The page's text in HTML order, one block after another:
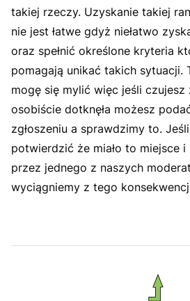
takiej rzeczy. Uzyskanie takiej
nie jest łatwe gdyż niełatwo
oraz spełnić określone kryteria
pomagają unikać takich sytuacji.
mogę się mylić więc jeśli czujesz
osobiście dotknęła możesz
zgłoszeniu a sprawdzimy to.
potwierdzić że miało to miejsce i
przez jednego z naszych
wyciągniemy z tego